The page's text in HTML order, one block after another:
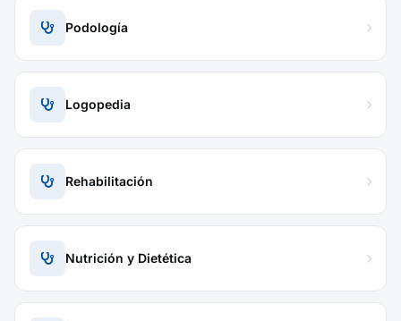
Podología
Logopedia
Rehabilitación
Nutrición y Dietética